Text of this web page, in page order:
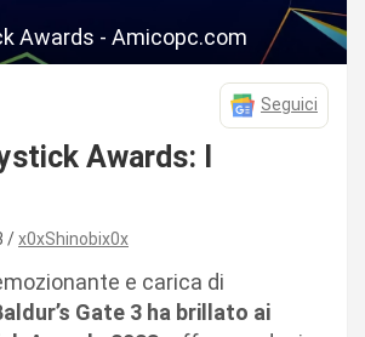
Awards - Amicopc.com
Seguici
Awards: I
x0xShinobix0x
e carica di
Gate 3 ha brillato ai